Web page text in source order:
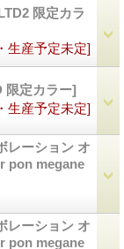
限定カラ
生産予定未定]
限定カラー]
生産予定未定]
レーション オ
pon megane
レーション オ
pon megane